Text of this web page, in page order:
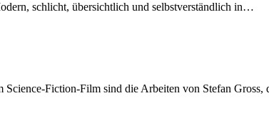
schlicht, übersichtlich und selbstverständlich in…
Fiction-Film sind die Arbeiten von Stefan